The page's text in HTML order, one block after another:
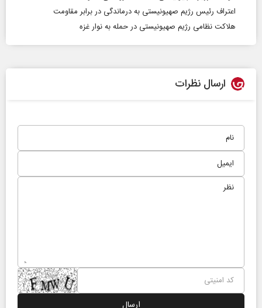
اعتراف رئیس رژیم صهیونیستی به درماندگی در برابر مقاومت
هلاکت نظامی رژیم صهیونیستی در حمله به نوار غزه
ارسال نظرات